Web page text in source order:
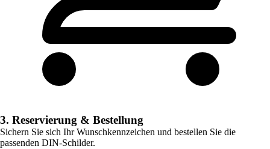
3. Reservierung & Bestellung
Sichern Sie sich Ihr Wunschkennzeichen und bestellen Sie die
passenden DIN-Schilder.